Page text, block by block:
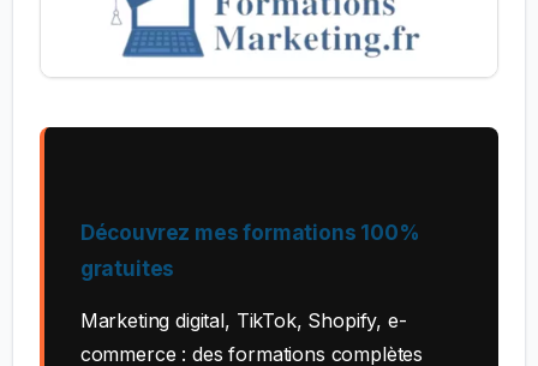
Découvrez mes formations 100%
gratuites
Marketing digital, TikTok, Shopify, e-
commerce : des formations complètes